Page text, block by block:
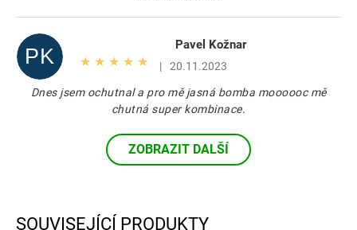
PK
Pavel Kožnar
Hodnocení produktu je 5 z 5 hvězdiček.
| 20.11.2023
Dnes jsem ochutnal a pro mě jasná bomba moooooc mě
chutná super kombinace.
ZOBRAZIT DALŠÍ